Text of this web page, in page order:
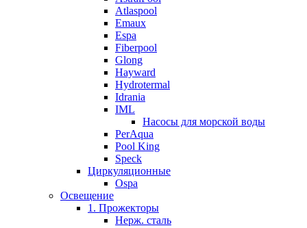
Atlaspool
Emaux
Espa
Fiberpool
Glong
Hayward
Hydrotermal
Idrania
IML
Насосы для морской воды
PerAqua
Pool King
Speck
Циркуляционные
Ospa
Освещение
1. Прожекторы
Нерж. сталь